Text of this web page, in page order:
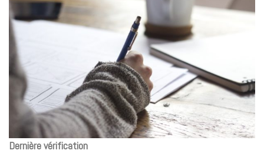
Dernière vérification